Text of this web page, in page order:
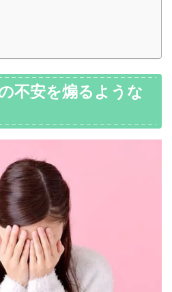
不安を煽るような